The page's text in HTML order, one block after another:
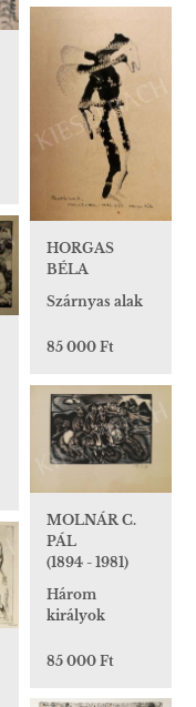
HORGAS
BÉLA
Szárnyas alak
85 000 Ft
MOLNÁR C.
PÁL
(1894 - 1981)
Három
királyok
85 000 Ft